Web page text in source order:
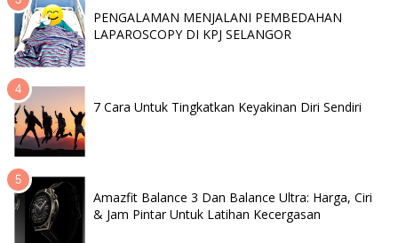
PENGALAMAN MENJALANI PEMBEDAHAN
LAPAROSCOPY DI KPJ SELANGOR
7 Cara Untuk Tingkatkan Keyakinan Diri Sendiri
Amazfit Balance 3 Dan Balance Ultra: Harga, Ciri
& Jam Pintar Untuk Latihan Kecergasan